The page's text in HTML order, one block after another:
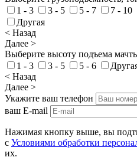
1 - 3
3 - 5 5 - 7 7 - 10
Другая
< Назад
Далее >
Выберите высоту подъема
1 - 3
3 - 5 5 - 6
< Назад
Далее >
Укажите ваш телефон
ваш E-mail
Нажимая кнопку выше, вы
с Условиями обработки
их.